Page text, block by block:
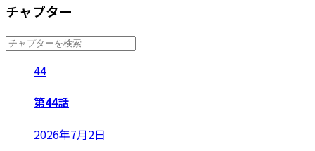
チャプター
44
第44話
2026年7月2日